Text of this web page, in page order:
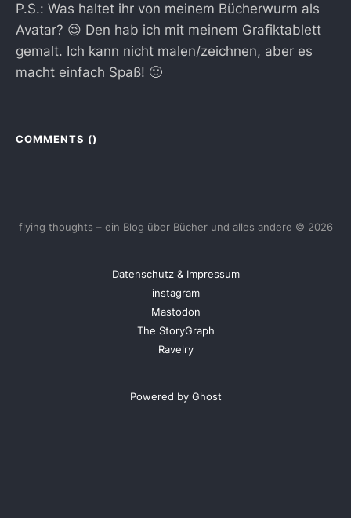
P.S.: Was haltet ihr von meinem Bücherwurm als
Avatar? 😉 Den hab ich mit meinem Grafiktablett
gemalt. Ich kann nicht malen/zeichnen, aber es
macht einfach Spaß! 🙂
COMMENTS ()
flying thoughts – ein Blog über Bücher und alles andere © 2026
Datenschutz & Impressum
instagram
Mastodon
The StoryGraph
Ravelry
Powered by Ghost